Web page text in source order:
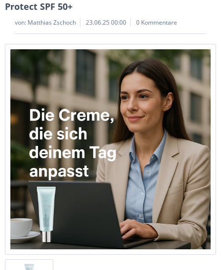
Protect SPF 50+
von: Matthias Zschoch 23.06.25 00:00 0 Kommentare